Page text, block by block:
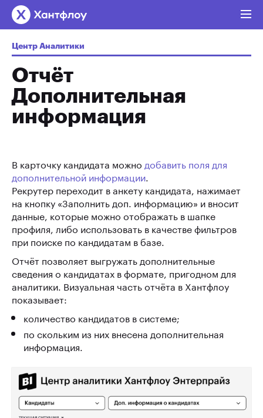
Центр Аналитики
Отчёт
Дополнительная
информация
В карточку кандидата можно добавить поля для
дополнительной информации.
Рекрутер переходит в анкету кандидата, нажимает
на кнопку «Заполнить доп. информацию» и вносит
данные, которые можно отображать в шапке
профиля, либо использовать в качестве фильтров
при поиске по кандидатам в базе.
Отчёт позволяет выгружать дополнительные
сведения о кандидатах в формате, пригодном для
аналитики. Визуальная часть отчёта в Хантфлоу
показывает:
количество кандидатов в системе;
по скольким из них внесена дополнительная
информация.